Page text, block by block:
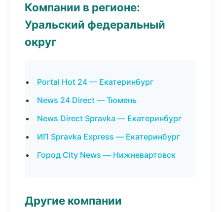
Компании в регионе:
Уральский федеральный
округ
Portal Hot 24 — Екатеринбург
News 24 Direct — Тюмень
News Direct Spravka — Екатеринбург
ИП Spravka Express — Екатеринбург
Город City News — Нижневартовск
Другие компании